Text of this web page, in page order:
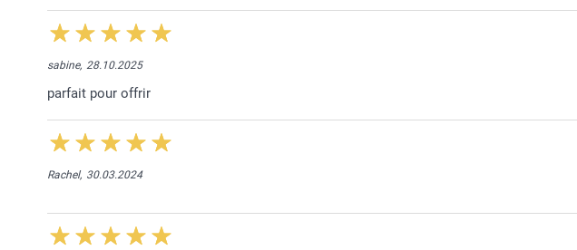
sabine, 28.10.2025
parfait pour offrir
Rachel, 30.03.2024